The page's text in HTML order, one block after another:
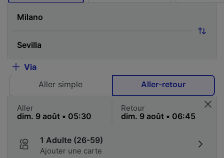
Via
Aller simple
Aller-retour
Aller Retour
1 Adulte (26-59)
Ajouter une carte